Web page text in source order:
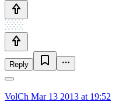
Reply
VolCh Mar 13 2013 at 19:52